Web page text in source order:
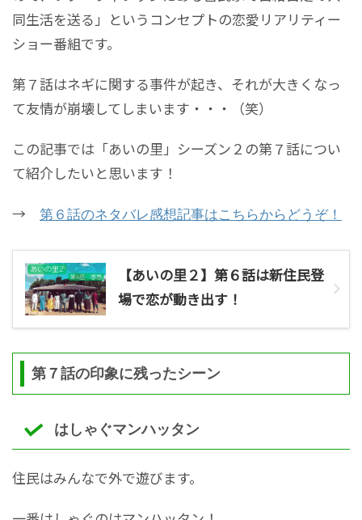
同生活を送る」というコンセプトの恋愛リアリティー
ショー番組です。
第７話はネギに関する事件が起き、それが大きくなっ
て友情が崩壊してしまいます・・・（笑）
この記事では「あいの里」シーズン２の第７話につい
て紹介したいと思います！
→ 第６話のネタバレ感想記事はこちらからどうぞ！
【あいの里２】第６話は新住民登
場で恋が動き出す！
第７話の印象に残ったシーン
はしゃぐマンハッタン
住民はみんなで外で遊びます。